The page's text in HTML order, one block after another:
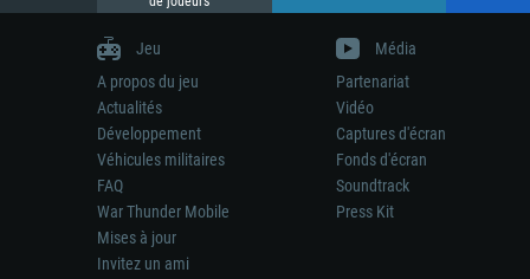
Jeu
A propos du jeu
Actualités
Développement
Véhicules militaires
FAQ
War Thunder Mobile
Mises à jour
Invitez un ami
Média
Partenariat
Vidéo
Captures d'écran
Fonds d'écran
Soundtrack
Press Kit